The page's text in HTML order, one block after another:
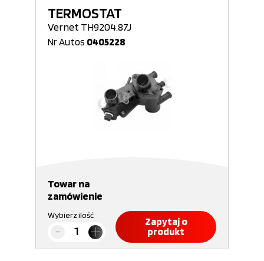
TERMOSTAT
Vernet TH9204.87J
Nr Autos 0405228
Towar na
zamówienie
Wybierz ilość
Zapytaj o
produkt